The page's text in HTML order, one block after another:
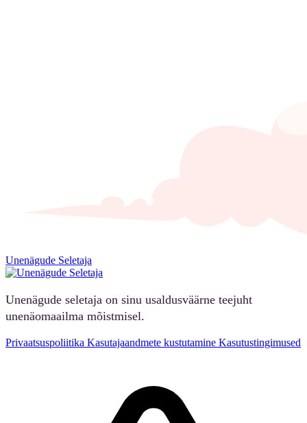
Unenägude Seletaja
Unenägude seletaja on sinu usaldusväärne teejuht
unenäomaailma mõistmisel.
Privaatsuspoliitika Kasutajaandmete kustutamine Kasutustingimused